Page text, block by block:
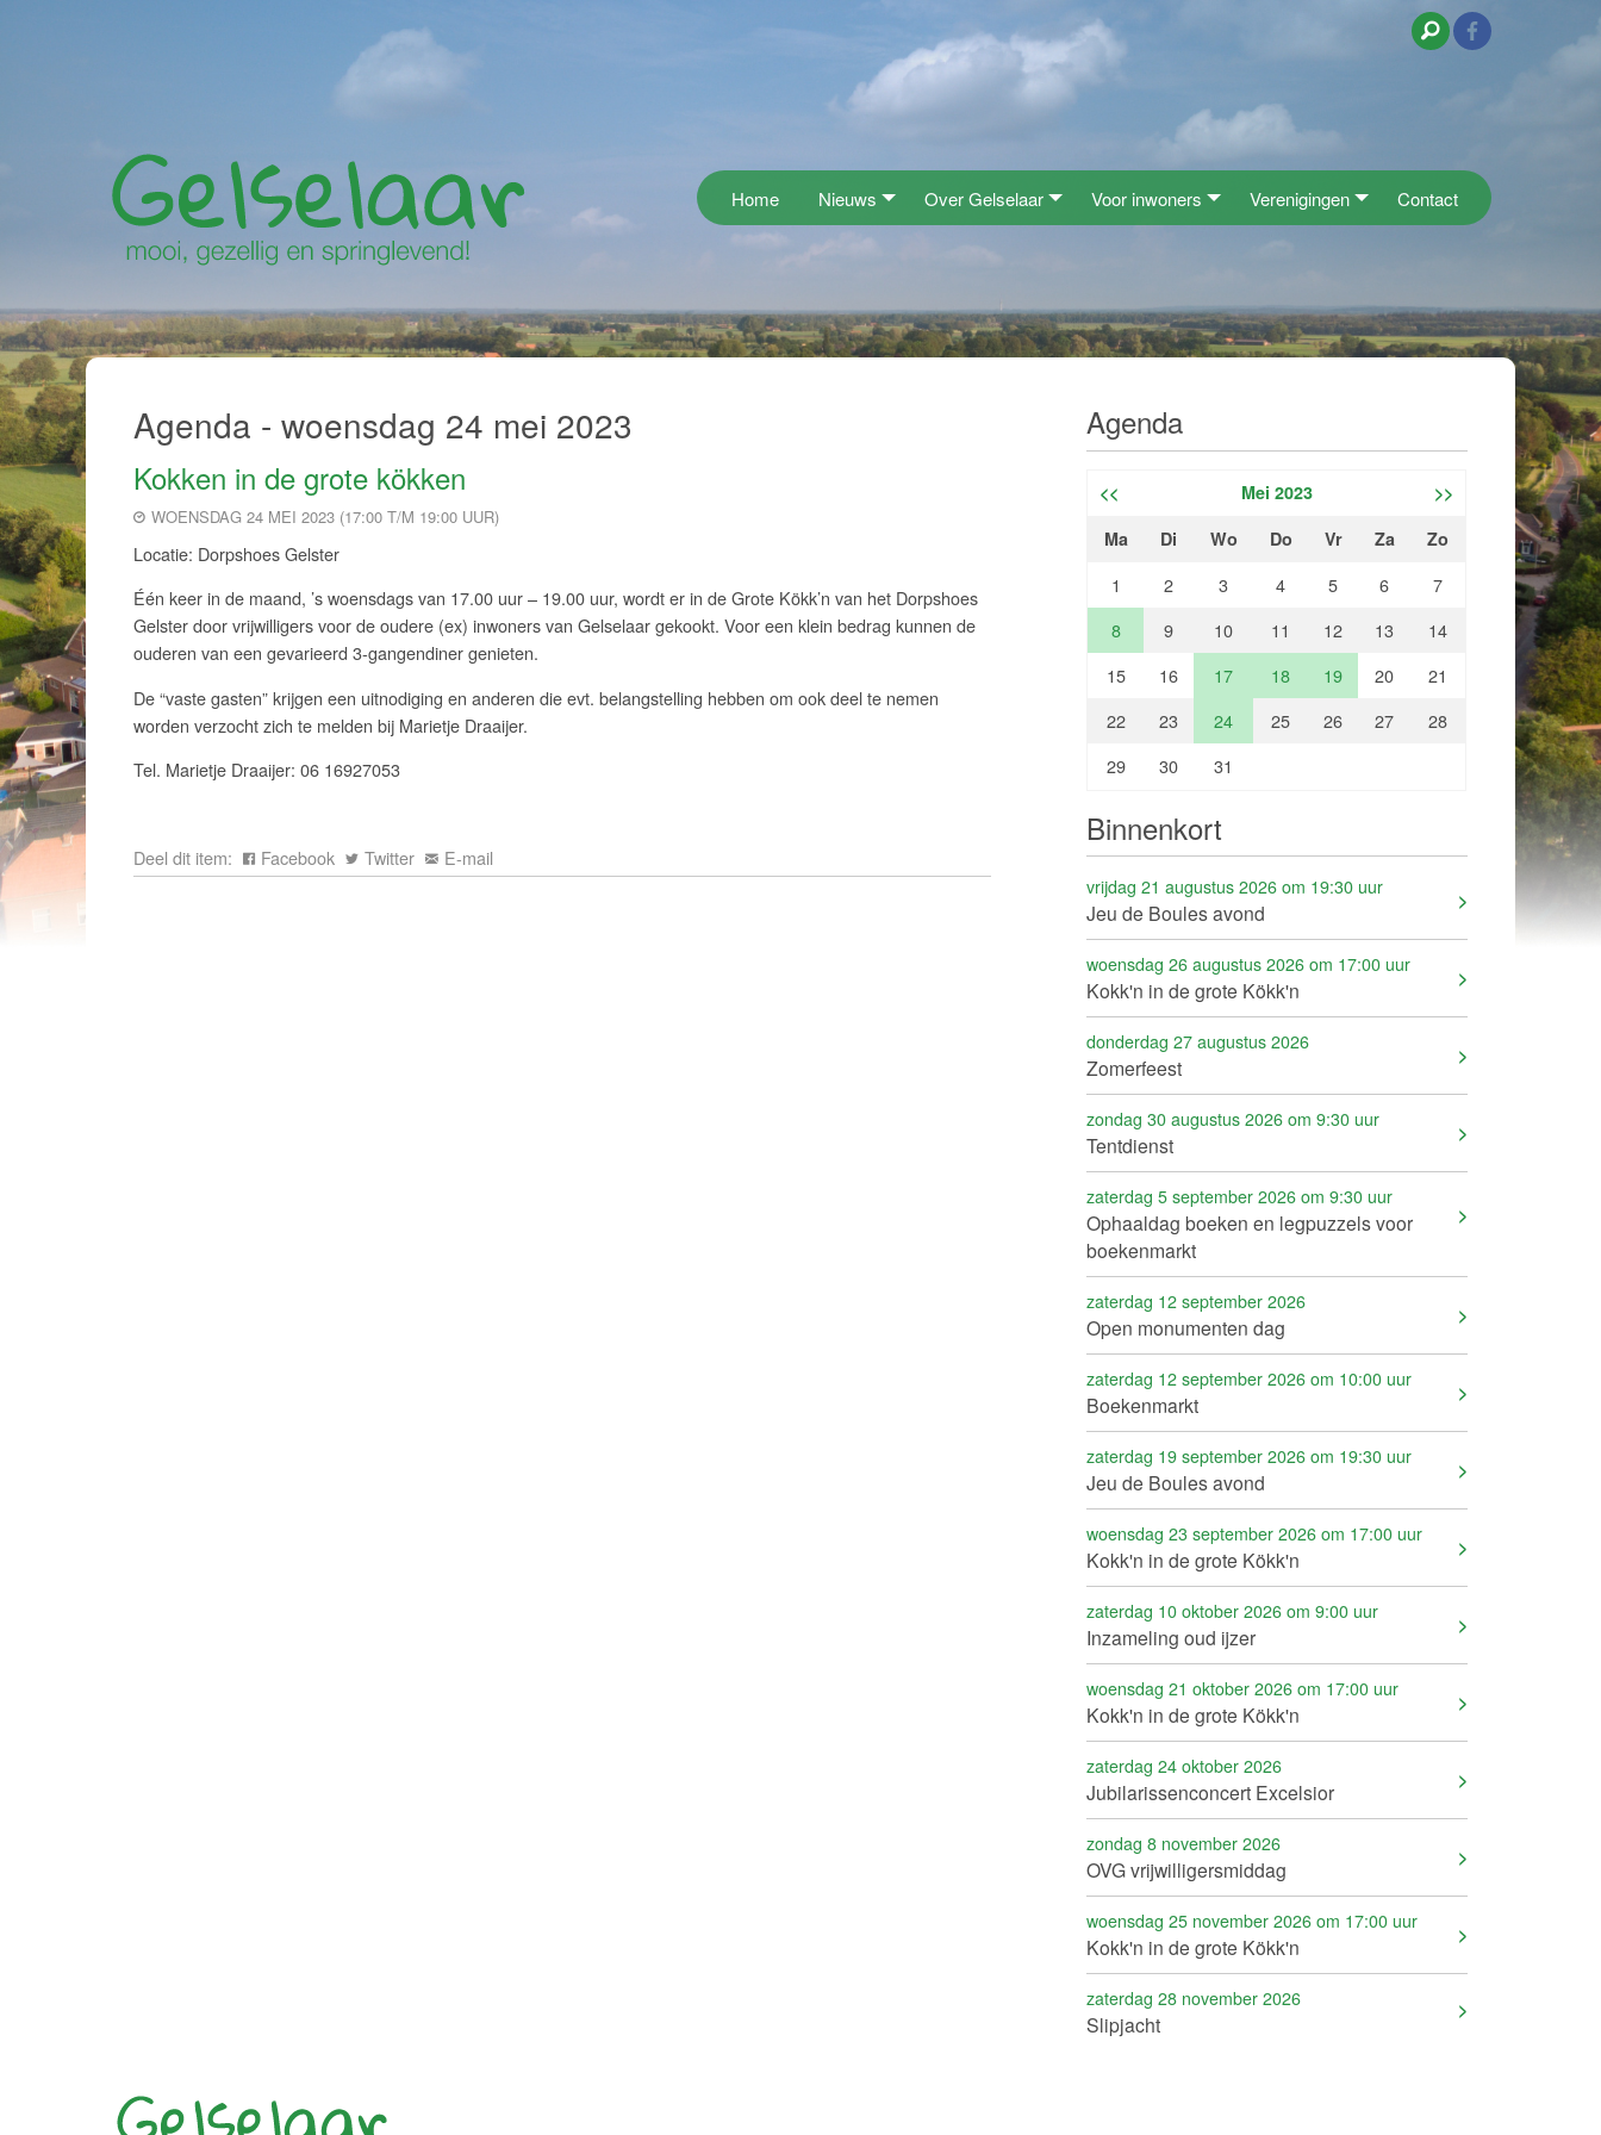
Home Nieuws Over Gelselaar Voor inwoners Verenigingen Contact
Agenda - woensdag 24 mei 2023
Kokken in de grote kökken
WOENSDAG 24 MEI 2023 (17:00 T/M 19:00 UUR)
Locatie: Dorpshoes Gelster
Één keer in de maand, ’s woensdags van 17.00 uur – 19.00 uur, wordt er in de Grote Kökk’n van het Dorpshoes
Gelster door vrijwilligers voor de oudere (ex) inwoners van Gelselaar gekookt. Voor een klein bedrag kunnen de
ouderen van een gevarieerd 3-gangendiner genieten.
De “vaste gasten” krijgen een uitnodiging en anderen die evt. belangstelling hebben om ook deel te nemen
worden verzocht zich te melden bij Marietje Draaijer.
Tel. Marietje Draaijer: 06 16927053
Deel dit item: Facebook Twitter E-mail
Agenda
<< Mei 2023
>>
Ma
Di Wo Do Vr Za Zo
1 2 3 4 5 6
7
8
9 10 11 12 13
14
15
16 17 18 19 20
21
22
23 24 25 26 27
28
29
30 31
Binnenkort
vrijdag 21 augustus 2026 om 19:30 uur
Jeu de Boules avond
woensdag 26 augustus 2026 om 17:00 uur
Kokk'n in de grote Kökk'n
donderdag 27 augustus 2026
Zomerfeest
zondag 30 augustus 2026 om 9:30 uur
Tentdienst
zaterdag 5 september 2026 om 9:30 uur
Ophaaldag boeken en legpuzzels voor
boekenmarkt
zaterdag 12 september 2026
Open monumenten dag
zaterdag 12 september 2026 om 10:00 uur
Boekenmarkt
zaterdag 19 september 2026 om 19:30 uur
Jeu de Boules avond
woensdag 23 september 2026 om 17:00 uur
Kokk'n in de grote Kökk'n
zaterdag 10 oktober 2026 om 9:00 uur
Inzameling oud ijzer
woensdag 21 oktober 2026 om 17:00 uur
Kokk'n in de grote Kökk'n
zaterdag 24 oktober 2026
Jubilarissenconcert Excelsior
zondag 8 november 2026
OVG vrijwilligersmiddag
woensdag 25 november 2026 om 17:00 uur
Kokk'n in de grote Kökk'n
zaterdag 28 november 2026
Slipjacht